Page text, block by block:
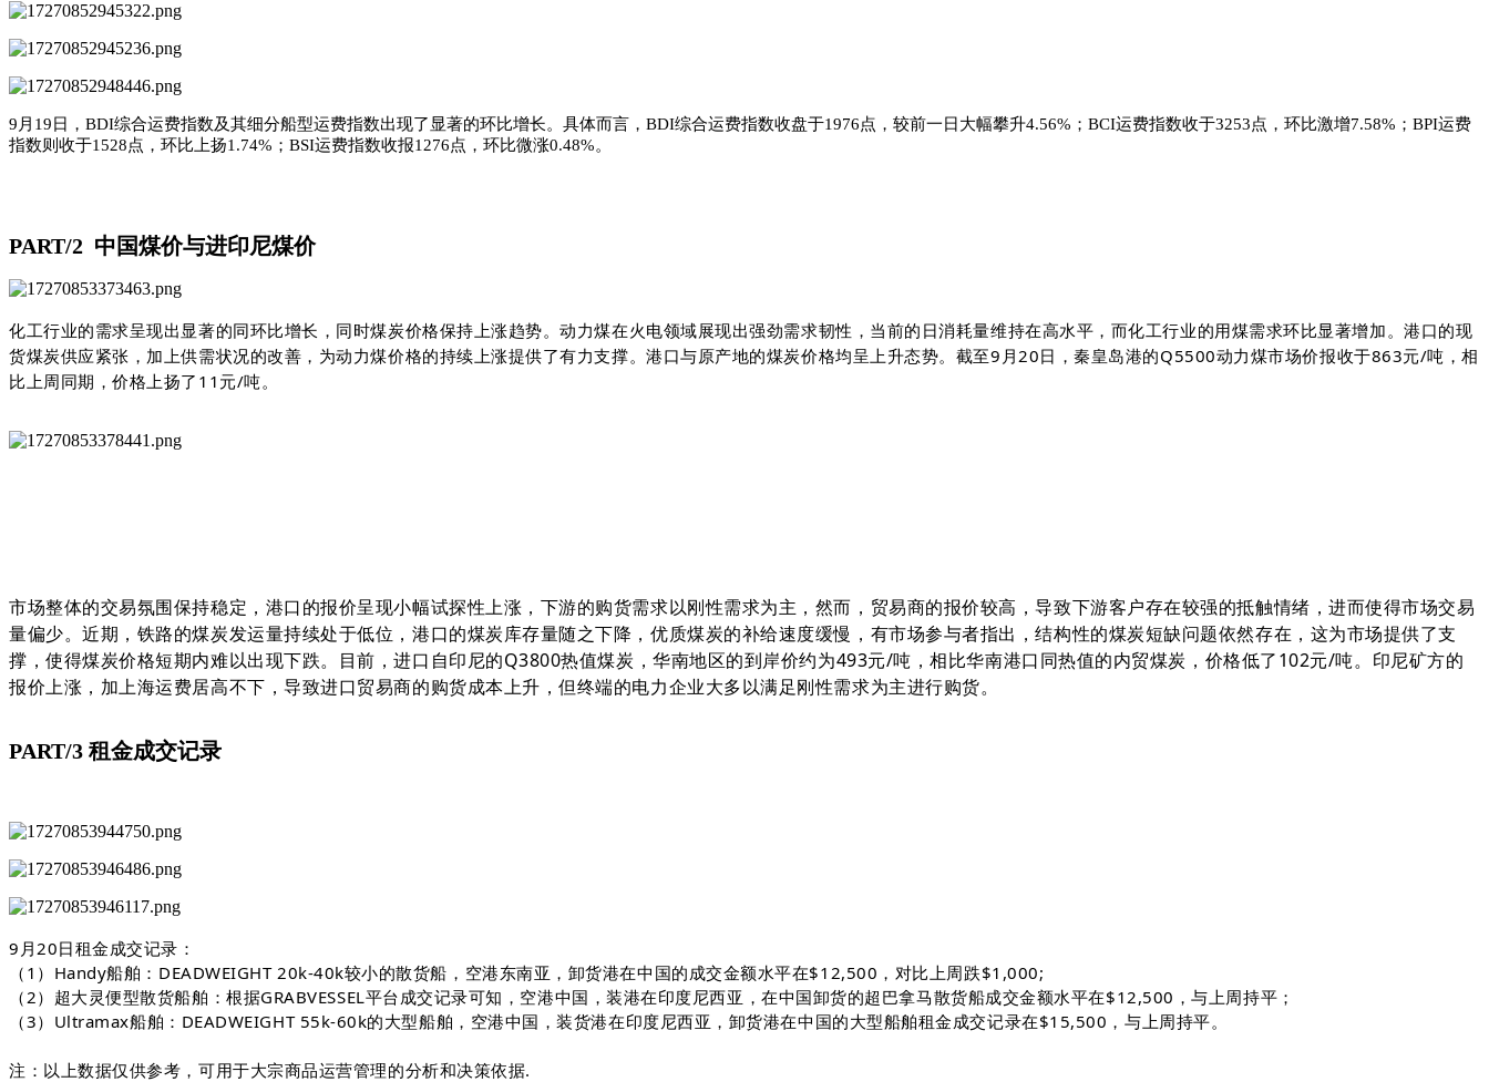
9月19日，BDI综合运费指数及其细分船型运费指数出现了显著的环比增长。具体而言，BDI综合运费指数收盘于1976点，较前一日大幅攀升4.56%；BCI运费指数收于3253点，环比激增7.58%；BPI运费
指数则收于1528点，环比上扬1.74%；BSI运费指数收报1276点，环比微涨0.48%。
PART/2 中国煤价与进印尼煤价
化工行业的需求呈现出显著的同环比增长，同时煤炭价格保持上涨趋势。动力煤在火电领域展现出强劲需求韧性，当前的日消耗量维持在高水平，而化工行业的用煤需求环比显著增加。港口的现
货煤炭供应紧张，加上供需状况的改善，为动力煤价格的持续上涨提供了有力支撑。港口与原产地的煤炭价格均呈上升态势。截至9月20日，秦皇岛港的Q5500动力煤市场价报收于863元/吨，相
比上周同期，价格上扬了11元/吨。
市场整体的交易氛围保持稳定，港口的报价呈现小幅试探性上涨，下游的购货需求以刚性需求为主，然而，贸易商的报价较高，导致下游客户存在较强的抵触情绪，进而使得市场交易
量偏少。近期，铁路的煤炭发运量持续处于低位，港口的煤炭库存量随之下降，优质煤炭的补给速度缓慢，有市场参与者指出，结构性的煤炭短缺问题依然存在，这为市场提供了支
撑，使得煤炭价格短期内难以出现下跌。目前，进口自印尼的Q3800热值煤炭，华南地区的到岸价约为493元/吨，相比华南港口同热值的内贸煤炭，价格低了102元/吨。印尼矿方的
报价上涨，加上海运费居高不下，导致进口贸易商的购货成本上升，但终端的电力企业大多以满足刚性需求为主进行购货。
PART/3 租金成交记录
9月20日租金成交记录：
（1）Handy船舶：DEADWEIGHT 20k-40k较小的散货船，空港东南亚，卸货港在中国的成交金额水平在$12,500，对比上周跌$1,000;
（2）超大灵便型散货船舶：根据GRABVESSEL平台成交记录可知，空港中国，装港在印度尼西亚，在中国卸货的超巴拿马散货船成交金额水平在$12,500，与上周持平；
（3）Ultramax船舶：DEADWEIGHT 55k-60k的大型船舶，空港中国，装货港在印度尼西亚，卸货港在中国的大型船舶租金成交记录在$15,500，与上周持平。
注：以上数据仅供参考，可用于大宗商品运营管理的分析和决策依据.